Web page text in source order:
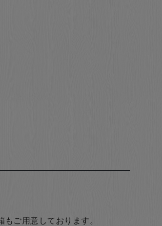
ご用意しております。